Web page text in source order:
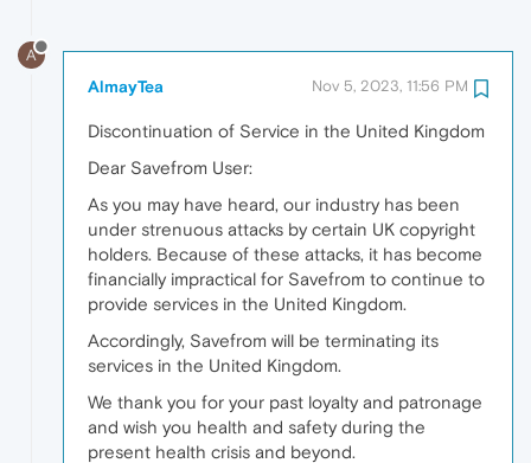
A
AlmayTea Nov 5, 2023, 11:56 PM
Discontinuation of Service in the United Kingdom
Dear Savefrom User:
As you may have heard, our industry has been
under strenuous attacks by certain UK copyright
holders. Because of these attacks, it has become
financially impractical for Savefrom to continue to
provide services in the United Kingdom.
Accordingly, Savefrom will be terminating its
services in the United Kingdom.
We thank you for your past loyalty and patronage
and wish you health and safety during the
present health crisis and beyond.